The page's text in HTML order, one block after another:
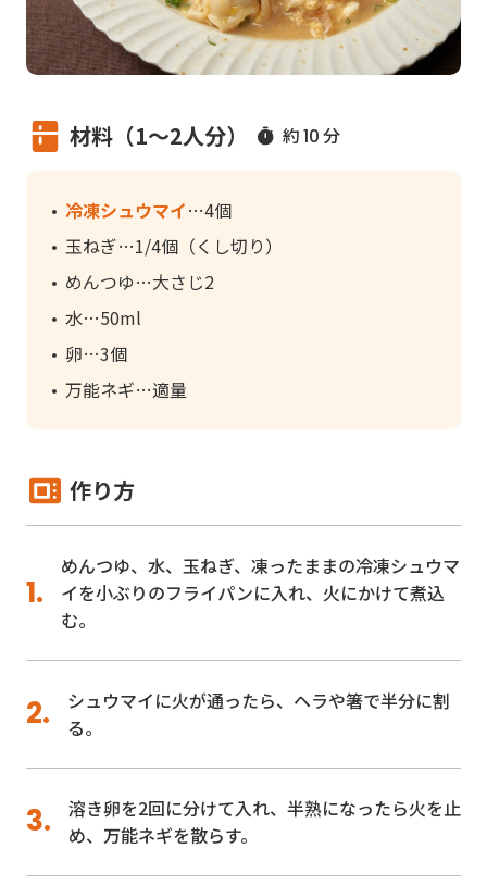
材料（1～2人分） 約10分
冷凍シュウマイ
4個
玉ねぎ
1/4個（くし切り）
めんつゆ
大さじ2
水
50ml
卵
3個
万能ネギ
適量
作り方
めんつゆ、水、玉ねぎ、凍ったままの冷凍シュウマ
イを小ぶりのフライパンに入れ、火にかけて煮込
む。
シュウマイに火が通ったら、ヘラや箸で半分に割
る。
溶き卵を2回に分けて入れ、半熟になったら火を止
め、万能ネギを散らす。